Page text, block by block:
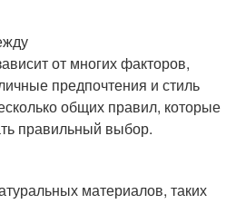
от многих факторов,
предпочтения и стиль
общих правил, которые
правильный выбор.
материалов, таких